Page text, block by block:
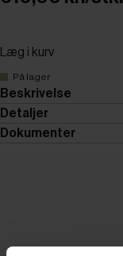
Læg i kurv
På lager
Beskrivelse
Detaljer
Dokumenter